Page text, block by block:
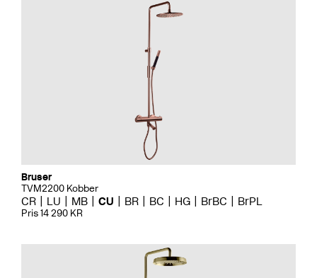
Bruser
TVM2200 Kobber
CR LU MB CU BR BC HG BrBC BrPL
Pris 14 290 KR